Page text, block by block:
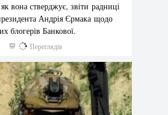
вона стверджує, звіти радниці
Андрія Єрмака щодо
блогерів Банкової.
216 Переглядів